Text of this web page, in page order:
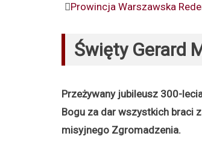
Prowincja Warszawska
Święty Gerard
Przeżywany jubileusz 300-
Bogu za dar wszystkich braci
misyjnego Zgromadzenia.